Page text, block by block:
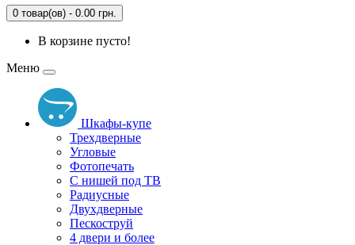
0 товар(ов) - 0.00 грн.
В корзине пусто!
Меню
Шкафы-купе
Трехдверные
Угловые
Фотопечать
С нишей под ТВ
Радиусные
Двухдверные
Пескоструй
4 двери и более